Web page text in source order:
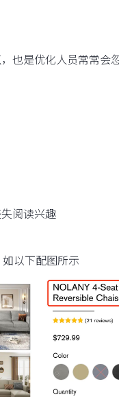
也是优化人员常常会
阅读兴趣
以下配图所示